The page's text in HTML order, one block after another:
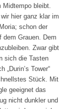
Midtempo bleibt.
hier ganz klar im
schon der
dem Grauen. Dem
Zwar gibt
sich die Tasten
Tower“
Stück. Mit
geeignet das
nicht dunkler und